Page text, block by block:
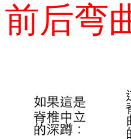
前后弯